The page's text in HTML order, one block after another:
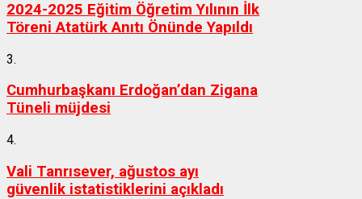
2024-2025 Eğitim Öğretim Yılının İlk
Töreni Atatürk Anıtı Önünde Yapıldı
3.
Cumhurbaşkanı Erdoğan’dan Zigana
Tüneli müjdesi
4.
Vali Tanrısever, ağustos ayı
güvenlik istatistiklerini açıkladı